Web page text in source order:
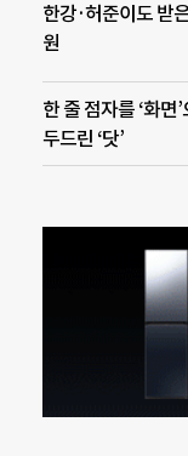
한강·허준이도 받
원
한 줄 점자를 ‘화
두드린 ‘닷’